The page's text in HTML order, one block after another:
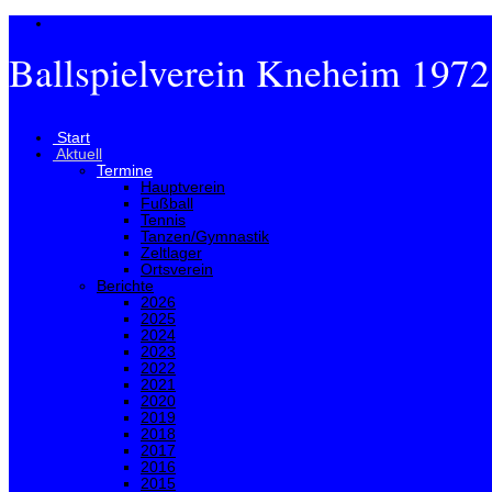
Ballspielverein Kneheim
Start
Aktuell
Termine
Hauptverein
Fußball
Tennis
Tanzen/Gymnastik
Zeltlager
Ortsverein
Berichte
2026
2025
2024
2023
2022
2021
2020
2019
2018
2017
2016
2015